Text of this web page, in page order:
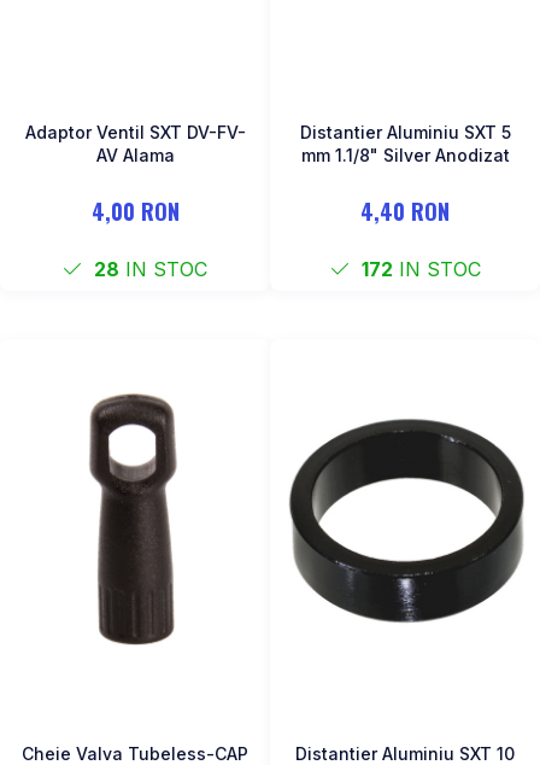
Adaptor Ventil SXT DV-FV-
AV Alama
4,00 RON
28 IN STOC
Distantier Aluminiu SXT 5
mm 1.1/8" Silver Anodizat
4,40 RON
172 IN STOC
Cheie Valva Tubeless-CAP
Distantier Aluminiu SXT 10